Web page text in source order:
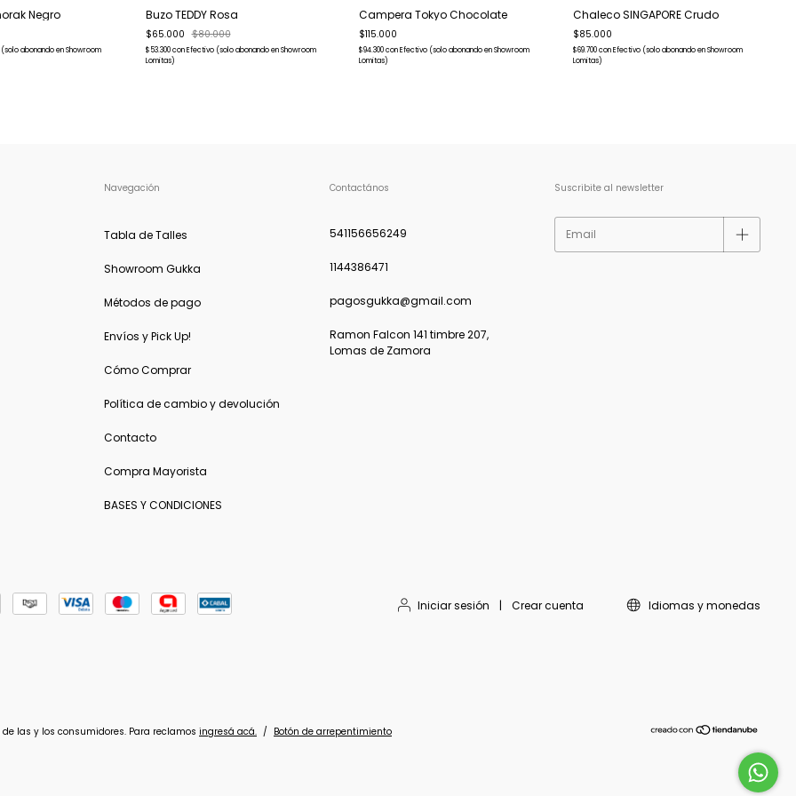
Negro
abonando en Showroom
Buzo TEDDY Rosa
$65.000 $80.000
$53.300con Efectivo (solo abonando en Showroom
Lomitas)
Campera Tokyo Chocolate
$115.000
$94.300conEfectivo (solo abonando en Showroom
Lomitas)
Chaleco SINGAPORE Crudo
$85.000
$69.700con Efectivo (solo abonando en Showroom
Lomitas)
Navegación
Tabla de Talles
Showroom Gukka
Métodos de pago
Envíos y Pick Up!
Cómo Comprar
Política de cambio y devolución
Contacto
Compra Mayorista
BASES Y CONDICIONES
Contactános
541156656249
1144386471
pagosgukka@gmail.com
Ramon Falcon 141 timbre 207,
Lomas de Zamora
Suscribite al newsletter
Iniciar sesión | Crear cuenta Idiomas y monedas
de las y los consumidores. Para reclamos ingresá acá. / Botón de arrepentimiento